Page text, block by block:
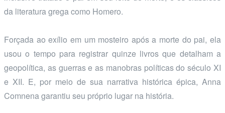
da literatura grega como Homero.
Forçada ao exílio em um mosteiro após a morte do pai, ela
usou o tempo para registrar quinze livros que detalham a
geopolítica, as guerras e as manobras políticas do século XI
e XII. E, por meio de sua narrativa histórica épica, Anna
Comnena garantiu seu próprio lugar na história.